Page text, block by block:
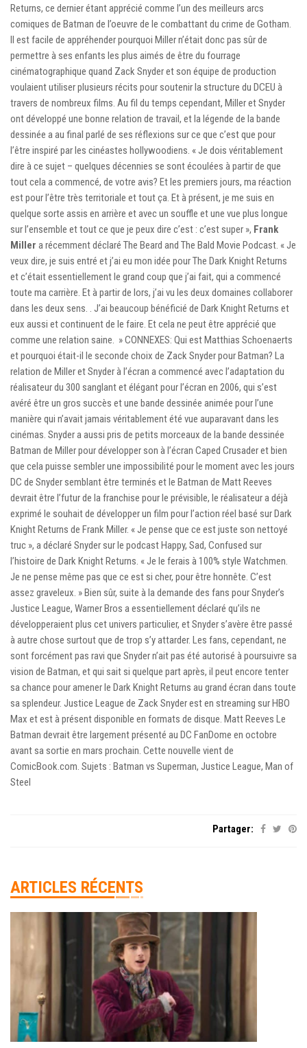
Returns, ce dernier étant apprécié comme l’un des meilleurs arcs
comiques de Batman de l’oeuvre de le combattant du crime de Gotham.
Il est facile de appréhender pourquoi Miller n’était donc pas sûr de
permettre à ses enfants les plus aimés de être du fourrage
cinématographique quand Zack Snyder et son équipe de production
voulaient utiliser plusieurs récits pour soutenir la structure du DCEU à
travers de nombreux films. Au fil du temps cependant, Miller et Snyder
ont développé une bonne relation de travail, et la légende de la bande
dessinée a au final parlé de ses réflexions sur ce que c’est que pour
l’être inspiré par les cinéastes hollywoodiens. « Je dois véritablement
dire à ce sujet – quelques décennies se sont écoulées à partir de que
tout cela a commencé, de votre avis? Et les premiers jours, ma réaction
est pour l’être très territoriale et tout ça. Et à présent, je me suis en
quelque sorte assis en arrière et avec un souffle et une vue plus longue
sur l’ensemble et tout ce que je peux dire c’est : c’est super », Frank
Miller a récemment déclaré The Beard and The Bald Movie Podcast. « Je
veux dire, je suis entré et j’ai eu mon idée pour The Dark Knight Returns
et c’était essentiellement le grand coup que j’ai fait, qui a commencé
toute ma carrière. Et à partir de lors, j’ai vu les deux domaines collaborer
dans les deux sens. . J’ai beaucoup bénéficié de Dark Knight Returns et
eux aussi et continuent de le faire. Et cela ne peut être apprécié que
comme une relation saine. » CONNEXES: Qui est Matthias Schoenaerts
et pourquoi était-il le seconde choix de Zack Snyder pour Batman? La
relation de Miller et Snyder à l’écran a commencé avec l’adaptation du
réalisateur du 300 sanglant et élégant pour l’écran en 2006, qui s’est
avéré être un gros succès et une bande dessinée animée pour l’une
manière qui n’avait jamais véritablement été vue auparavant dans les
cinémas. Snyder a aussi pris de petits morceaux de la bande dessinée
Batman de Miller pour développer son à l’écran Caped Crusader et bien
que cela puisse sembler une impossibilité pour le moment avec les jours
DC de Snyder semblant être terminés et le Batman de Matt Reeves
devrait être l’futur de la franchise pour le prévisible, le réalisateur a déjà
exprimé le souhait de développer un film pour l’action réel basé sur Dark
Knight Returns de Frank Miller. « Je pense que ce est juste son nettoyé
truc », a déclaré Snyder sur le podcast Happy, Sad, Confused sur
l’histoire de Dark Knight Returns. « Je le ferais à 100% style Watchmen.
Je ne pense même pas que ce est si cher, pour être honnête. C’est
assez graveleux. » Bien sûr, suite à la demande des fans pour Snyder’s
Justice League, Warner Bros a essentiellement déclaré qu’ils ne
développeraient plus cet univers particulier, et Snyder s’avère être passé
à autre chose surtout que de trop s’y attarder. Les fans, cependant, ne
sont forcément pas ravi que Snyder n’ait pas été autorisé à poursuivre sa
vision de Batman, et qui sait si quelque part après, il peut encore tenter
sa chance pour amener le Dark Knight Returns au grand écran dans toute
sa splendeur. Justice League de Zack Snyder est en streaming sur HBO
Max et est à présent disponible en formats de disque. Matt Reeves Le
Batman devrait être largement présenté au DC FanDome en octobre
avant sa sortie en mars prochain. Cette nouvelle vient de
ComicBook.com. Sujets : Batman vs Superman, Justice League, Man of
Steel
Partager:
ARTICLES RÉCENTS